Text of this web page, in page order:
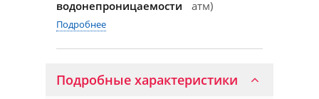
водонепроницаемости
атм)
Подробнее
Подробные характеристики